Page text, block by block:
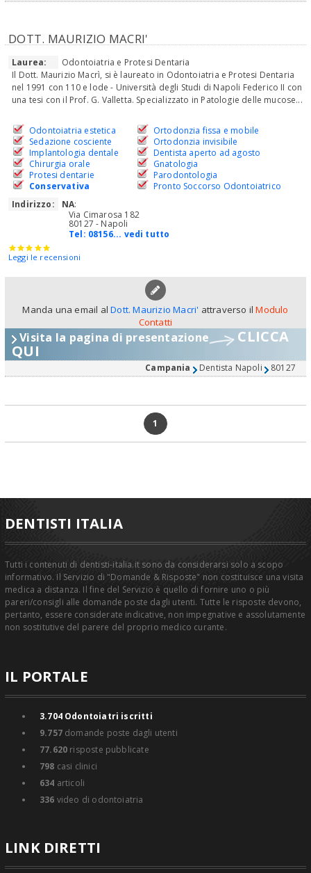
DOTT. MAURIZIO MACRI'
Laurea:
Odontoiatria e Protesi Dentaria
Il Dott. Maurizio Macrì, si è laureato in Odontoiatria e Protesi Dentaria
nel 1991 con 110 e lode - Università degli Studi di Napoli Federico II con
una tesi con il Prof. G. Valletta. Specializzato in Patologie delle mucose...
Odontoiatria estetica
Sedazione cosciente
Implantologia dentale
Chirurgia orale
Protesi dentarie
Conservativa
Ortodonzia fissa e mobile
Ortodonzia invisibile
Dentista aperto ad agosto
Gnatologia
Parodontologia
Pronto Soccorso Odontoiatrico
Indirizzo:
NA:
Via Cimarosa 182
80127 - Napoli
Tel: 08156... vedi tutto
Leggi le recensioni
Manda una email alDott. Maurizio Macri' attraverso ilModulo
Contatti
Visita la pagina di presentazione CLICCA
QUI
Campania Dentista Napoli 80127
1
DENTISTI ITALIA
Tutti i contenuti di dentisti-italia.it sono da considerarsi solo a scopo
informativo. Il Servizio di "Domande & Risposte" non costituisce una visita
medica a distanza. Il fine del Servizio è quello di fornire uno o più
pareri/consigli alle domande poste dagli utenti. Tutte le risposte devono,
pertanto, essere considerate indicative, non impegnative e assolutamente
non sostitutive del parere del proprio medico curante.
IL PORTALE
3.704Odontoiatri iscritti
9.757domande poste dagli utenti
77.620 risposte pubblicate
798 casi clinici
634 articoli
336 video di odontoiatria
LINK DIRETTI